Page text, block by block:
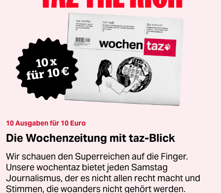
10 Ausgaben für 10 Euro
Die Wochenzeitung mit taz-Blick
Wir schauen den Superreichen auf die Finger.
Unsere wochentaz bietet jeden Samstag
Journalismus, der es nicht allen recht macht und
Stimmen, die woanders nicht gehört werden.